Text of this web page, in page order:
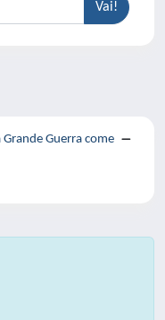
Guerra come